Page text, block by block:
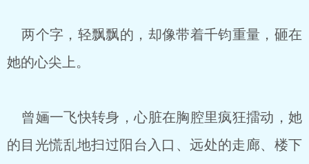
两个字，轻飘飘的，却像带着千钧重量，砸在
她的心尖上。
曾婳一飞快转身，心脏在胸腔里疯狂擂动，她
的目光慌乱地扫过阳台入口、远处的走廊、楼下